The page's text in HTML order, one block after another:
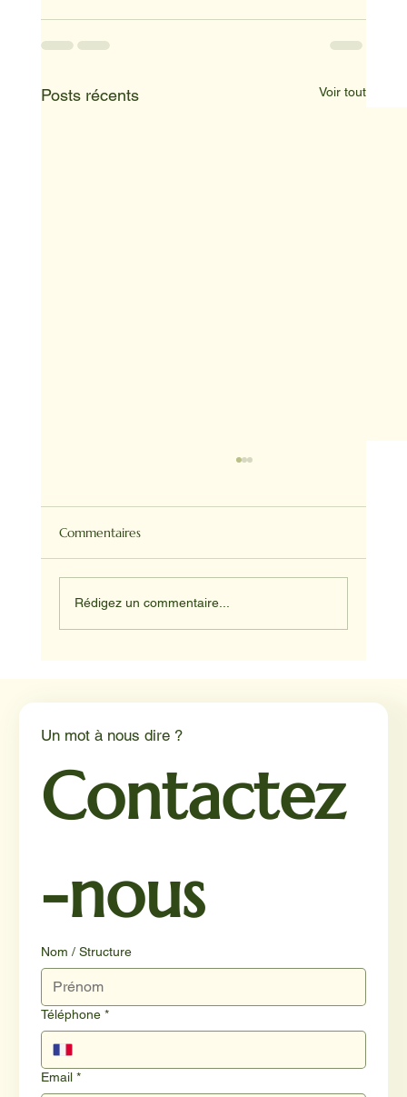
Posts récents Voir tout
Commentaires
Rédigez un commentaire...
Un mot à nous dire ?
Contactez
-nous
Nom / Structure
Téléphone *
Email *